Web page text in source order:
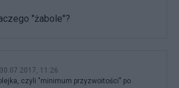
"żabole"?
30.07.2017, 11:26
czyli "minimum przyzwoitości" po